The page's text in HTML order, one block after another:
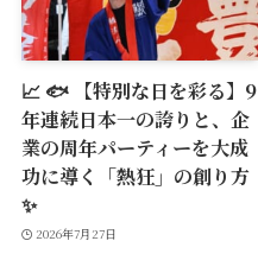
📈 🐟 【特別な日を彩る】9
年連続日本一の誇りと、企
業の周年パーティーを大成
功に導く「熱狂」の創り方
✨
2026年7月27日